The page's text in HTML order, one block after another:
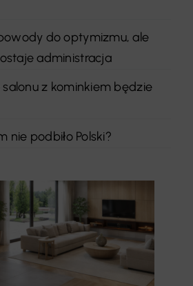
do optymizmu, ale
administracja
z kominkiem będzie
nie podbiło Polski?